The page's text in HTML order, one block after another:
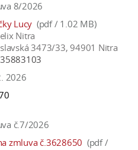
8/2026
Lucy (pdf / 1.02 MB)
Nitra
3473/33, 94901 Nitra
35883103
2026
č.7/2026
zmluva č.3628650 (pdf /